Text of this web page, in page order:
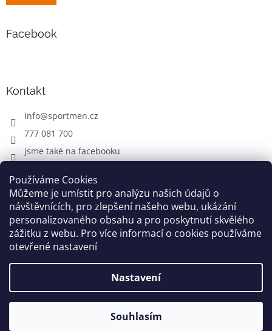
Používáme Cookies
Můžeme je umístit pro analýzu našich údajů o
návštěvnících, pro zlepšení našeho webu, ukázání
personalizovaného obsahu a pro poskytnutí skvělého
zážitku z webu. Pro více informací o cookies používáme
otevřené nastavení
Nastavení
Souhlasím
Facebook
Kontakt
info@sportmen.cz
777 081 700
jsme také na facebooku
CYKLO OBLEČENÍ
Copyright 2026www.sportmen.cz. Všechna práva
vyhrazena.